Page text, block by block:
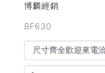
博麟經銷
BF630